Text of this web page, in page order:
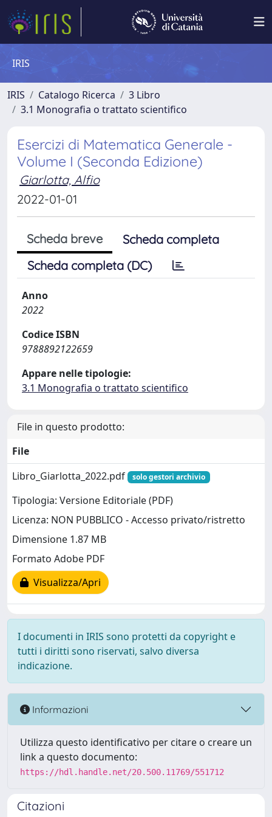
IRIS
IRIS Catalogo Ricerca
3 Libro
3.1 Monografia o trattato scientifico
Esercizi di Matematica Generale -
Volume I (Seconda Edizione)
Giarlotta, Alfio
2022-01-01
Scheda breve
Scheda completa
Scheda completa (DC)
Anno
2022
Codice ISBN
9788892122659
Appare nelle tipologie:
3.1 Monografia o trattato scientifico
File in questo prodotto:
File
Libro_Giarlotta_2022.pdf
solo gestori archivio
Tipologia: Versione Editoriale (PDF)
Licenza: NON PUBBLICO - Accesso privato/ristretto
Dimensione 1.87 MB
Formato Adobe PDF
Visualizza/Apri
I documenti in IRIS sono protetti da copyright e
tutti i diritti sono riservati, salvo diversa
indicazione.
Informazioni
Utilizza questo identificativo per citare o creare un
link a questo documento:
https://hdl.handle.net/20.500.11769/551712
Citazioni